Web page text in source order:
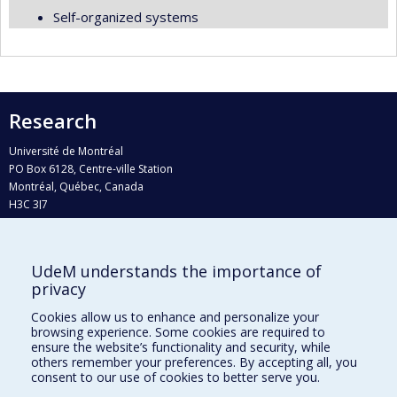
Self-organized systems
Research
Université de Montréal
PO Box 6128, Centre-ville Station
Montréal, Québec, Canada
H3C 3J7
Who does what?
Find us
Site map
Accessibility
UdeM understands the importance of
privacy
Cookies allow us to enhance and personalize your
browsing experience. Some cookies are required to
ensure the website’s functionality and security, while
others remember your preferences. By accepting all, you
consent to our use of cookies to better serve you.